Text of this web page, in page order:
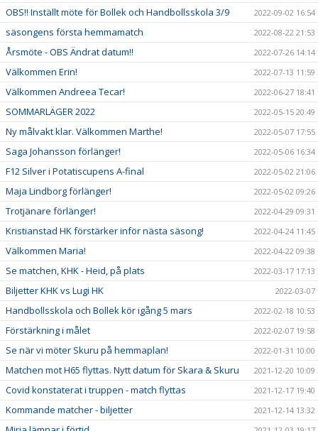
OBS!! Inställt möte för Bollek och Handbollsskola 3/9 2022-09-02 16:54
säsongens första hemmamatch 2022-08-22 21:53
Årsmöte - OBS Ändrat datum!! 2022-07-26 14:14
Välkommen Erin! 2022-07-13 11:59
Välkommen Andreea Tecar! 2022-06-27 18:41
SOMMARLÄGER 2022 2022-05-15 20:49
Ny målvakt klar. Välkommen Marthe! 2022-05-07 17:55
Saga Johansson förlänger! 2022-05-06 16:34
F12 Silver i Potatiscupens A-final 2022-05-02 21:06
Maja Lindborg förlänger! 2022-05-02 09:26
Trotjänare förlänger! 2022-04-29 09:31
Kristianstad HK förstärker inför nästa säsong! 2022-04-24 11:45
Välkommen Maria! 2022-04-22 09:38
Se matchen, KHK - Heid, på plats 2022-03-17 17:13
Biljetter KHK vs Lugi HK 2022-03-07
Handbollsskola och Bollek kör igång 5 mars 2022-02-18 10:53
Förstärkning i målet 2022-02-07 19:58
Se när vi möter Skuru på hemmaplan! 2022-01-31 10:00
Matchen mot H65 flyttas. Nytt datum för Skara & Skuru 2021-12-20 10:09
Covid konstaterat i truppen - match flyttas 2021-12-17 19:40
Kommande matcher - biljetter 2021-12-14 13:32